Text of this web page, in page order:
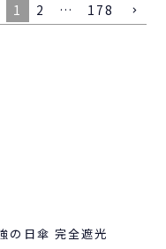
1
2 … 178
の日傘 完全遮光